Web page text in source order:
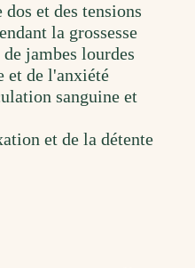
et des tensions
la grossesse
jambes lourdes
et de l'anxiété
sanguine et
et de la détente